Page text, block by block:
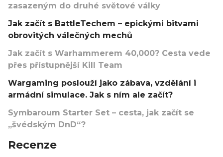
zasazeným do druhé světové války
Jak začít s BattleTechem – epickými bitvami
obrovitých válečných mechů
Jak začít s Warhammerem 40,000? Cesta vede
přes přístupnější Kill Team
Wargaming poslouží jako zábava, vzdělání i
armádní simulace. Jak s ním ale začít?
Symbaroum Starter Set – cesta, jak začít se
„švédským DnD“?
Recenze